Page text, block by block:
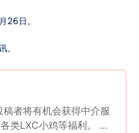
26日。
。
者将有机会获得中介服
类LXC小鸡等福利。 欢